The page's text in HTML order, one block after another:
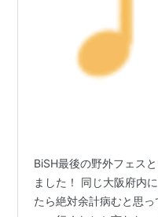
BiSH最後の野外フェス
ました！ 同じ大阪府内
たら絶対余計病むと思